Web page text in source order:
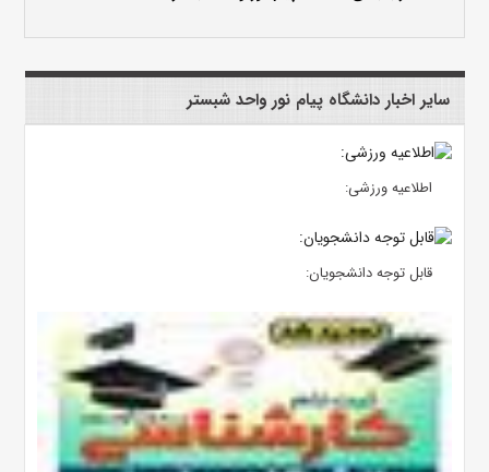
سایر اخبار دانشگاه پیام نور واحد شبستر
اطلاعیه ورزشی:
قابل توجه دانشجویان: